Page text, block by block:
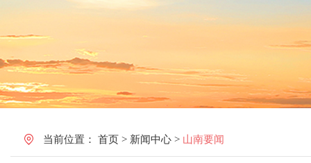
当前位置： 首页 > 新闻中心 > 山南要闻